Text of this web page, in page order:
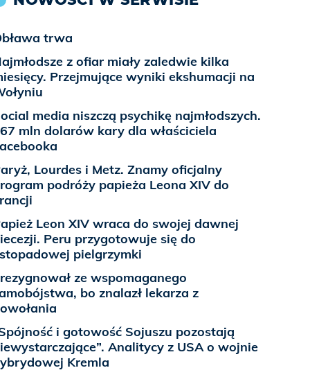
trwa
z ofiar miały zaledwie kilka
Przejmujące wyniki ekshumacji na
media niszczą psychikę najmłodszych.
mln dolarów kary dla właściciela
Lourdes i Metz. Znamy oficjalny
podróży papieża Leona XIV do
Leon XIV wraca do swojej dawnej
Peru przygotowuje się do
pielgrzymki
ze wspomaganego
bo znalazł lekarza z
i gotowość Sojuszu pozostają
Analitycy z USA o wojnie
Kremla